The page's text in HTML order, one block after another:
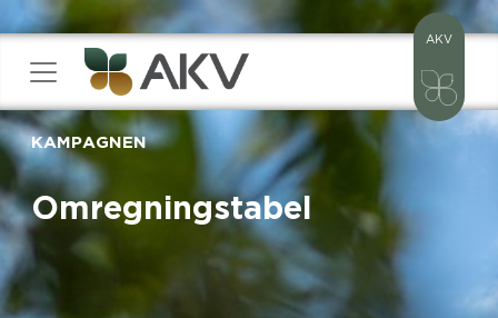
AKV
KAMPAGNEN
Omregningstabel